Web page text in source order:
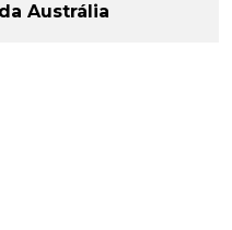
Austrália